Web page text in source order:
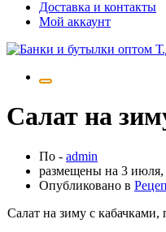
Доставка и контакты
Мой аккаунт
Салат на
По - admin
размещены на 3 июля,
Опубликовано в
Салат на зиму с